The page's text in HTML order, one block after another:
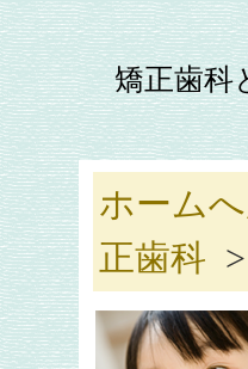
矯正歯科
ホーム
正歯科